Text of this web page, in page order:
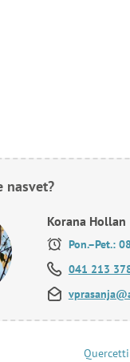
nasvet?
Korana Hollan
Pon.–Pet.:
041 213
Quercetti